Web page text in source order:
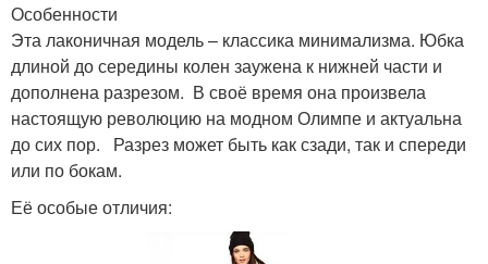
Особенности
Эта лаконичная модель – классика минимализма. Юбка
длиной до середины колен заужена к нижней части и
дополнена разрезом. В своё время она произвела
настоящую революцию на модном Олимпе и актуальна
до сих пор. Разрез может быть как сзади, так и спереди
или по бокам.
Её особые отличия: